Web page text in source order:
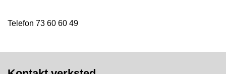
Telefon 73 60 60 49